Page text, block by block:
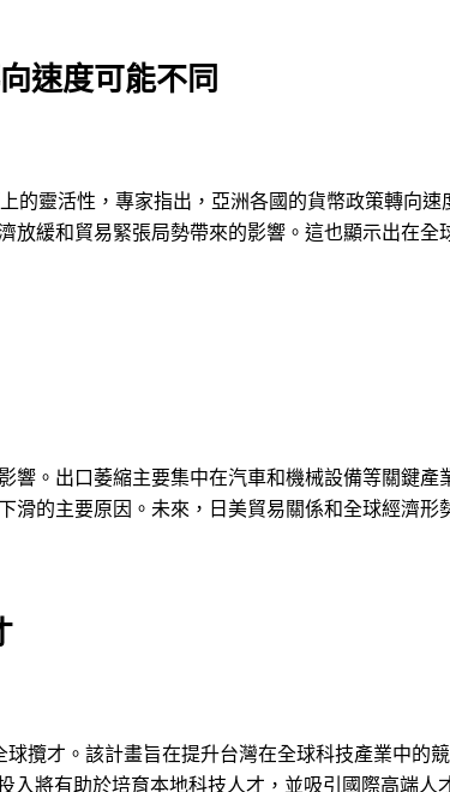
速度可能不同
的靈活性，專家指出，亞洲各國的貨幣政策轉向速
緩和貿易緊張局勢帶來的影響。這也顯示出在全
。出口萎縮主要集中在汽車和機械設備等關鍵產
的主要原因。未來，日美貿易關係和全球經濟形
攬才。該計畫旨在提升台灣在全球科技產業中的
將有助於培育本地科技人才，並吸引國際高端人